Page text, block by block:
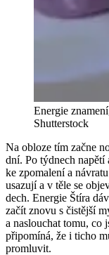
Energie
Shutterstock
Na obloze tím začne
dní. Po týdnech napětí
ke zpomalení a
usazují a v těle se
dech. Energie Štíra
začít znovu s čistější
a naslouchat tomu, co
připomíná, že i ticho
promluvit.